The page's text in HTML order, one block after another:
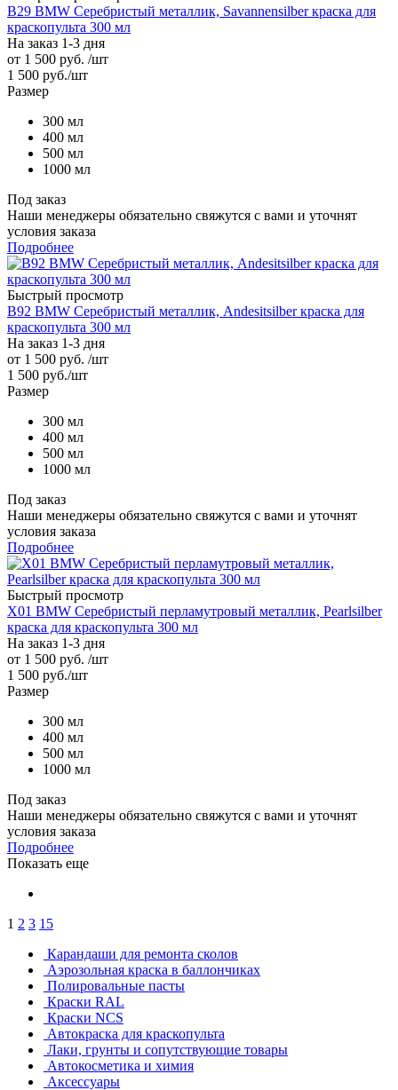
B29 BMW Серебристый металлик, Savannensilber краска для
краскопульта 300 мл
На заказ 1-3 дня
от 1 500 руб. /шт
1 500 руб./шт
Размер
300 мл
400 мл
500 мл
1000 мл
Под заказ
Наши менеджеры обязательно свяжутся с вами и уточнят
условия заказа
Подробнее
Быстрый просмотр
B92 BMW Серебристый металлик, Andesitsilber краска для
краскопульта 300 мл
На заказ 1-3 дня
от 1 500 руб. /шт
1 500 руб./шт
Размер
300 мл
400 мл
500 мл
1000 мл
Под заказ
Наши менеджеры обязательно свяжутся с вами и уточнят
условия заказа
Подробнее
Быстрый просмотр
X01 BMW Серебристый перламутровый металлик, Pearlsilber
краска для краскопульта 300 мл
На заказ 1-3 дня
от 1 500 руб. /шт
1 500 руб./шт
Размер
300 мл
400 мл
500 мл
1000 мл
Под заказ
Наши менеджеры обязательно свяжутся с вами и уточнят
условия заказа
Подробнее
Показать еще
1 2 3 15
Карандаши для ремонта сколов
Аэрозольная краска в баллончиках
Полировальные пасты
Краски RAL
Краски NCS
Автокраска для краскопульта
Лаки, грунты и сопутствующие товары
Автокосметика и химия
Аксессуары